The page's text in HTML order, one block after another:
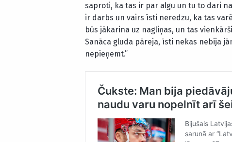
saproti, ka tas ir par algu un tu to dari
ir darbs un vairs īsti neredzu, ka tas
būs jākarina uz nagliņas, un tas
Sanāca gluda pāreja, īsti nekas nebija
nepieņemt.”